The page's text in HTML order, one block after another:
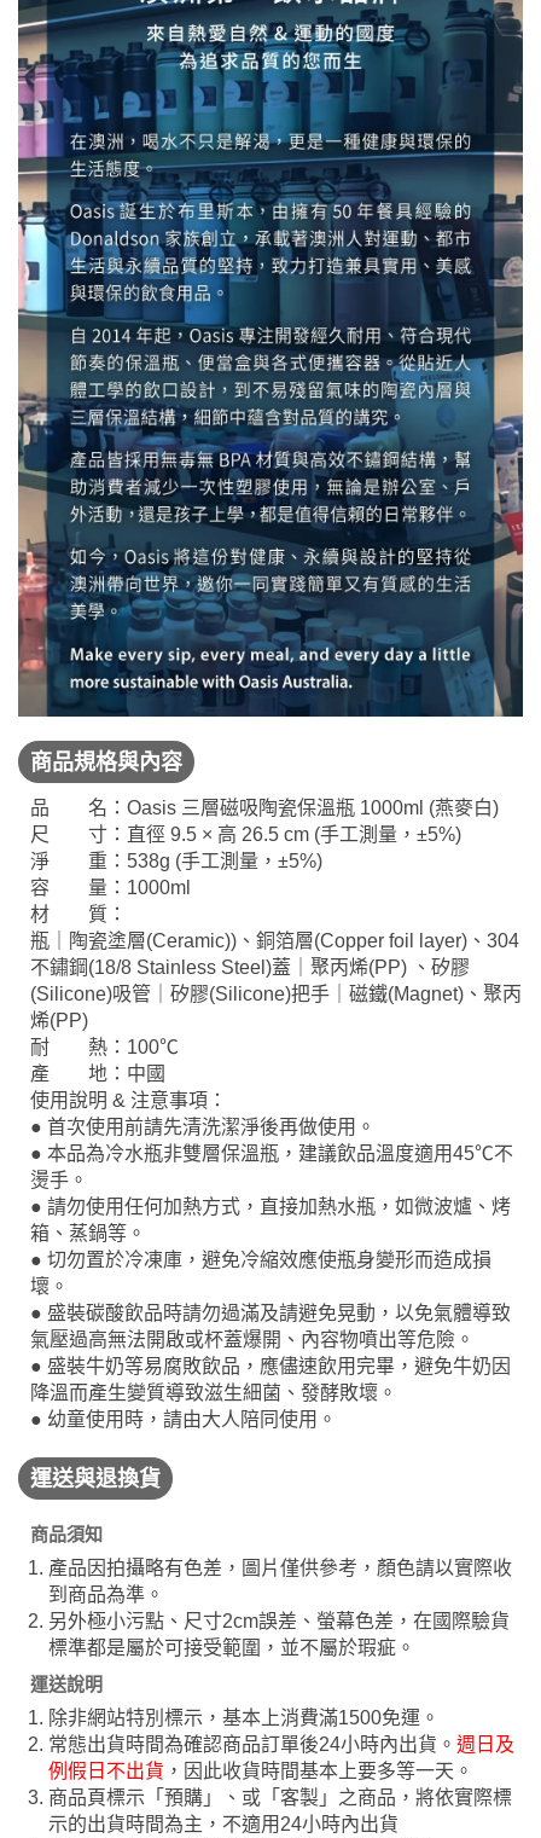
商品規格與內容
品 名：Oasis 三層磁吸陶瓷保溫瓶 1000ml (燕麥白)
尺 寸：直徑 9.5 × 高 26.5 cm (手工測量，±5%)
淨 重：538g (手工測量，±5%)
容 量：1000ml
材 質：
瓶｜陶瓷塗層(Ceramic))、銅箔層(Copper foil layer)、304
不鏽鋼(18/8 Stainless Steel)蓋｜聚丙烯(PP) 、矽膠
(Silicone)吸管｜矽膠(Silicone)把手｜磁鐵(Magnet)、聚丙
烯(PP)
耐 熱：100℃
產 地：中國
使用說明 & 注意事項：
● 首次使用前請先清洗潔淨後再做使用。
● 本品為冷水瓶非雙層保溫瓶，建議飲品溫度適用45℃不
燙手。
● 請勿使用任何加熱方式，直接加熱水瓶，如微波爐、烤
箱、蒸鍋等。
● 切勿置於冷凍庫，避免冷縮效應使瓶身變形而造成損
壞。
● 盛裝碳酸飲品時請勿過滿及請避免晃動，以免氣體導致
氣壓過高無法開啟或杯蓋爆開、內容物噴出等危險。
● 盛裝牛奶等易腐敗飲品，應儘速飲用完畢，避免牛奶因
降溫而產生變質導致滋生細菌、發酵敗壞。
● 幼童使用時，請由大人陪同使用。
運送與退換貨
商品須知
產品因拍攝略有色差，圖片僅供參考，顏色請以實際收
到商品為準。
另外極小污點、尺寸2cm誤差、螢幕色差，在國際驗貨
標準都是屬於可接受範圍，並不屬於瑕疵。
運送說明
除非網站特別標示，基本上消費滿1500免運。
常態出貨時間為確認商品訂單後24小時內出貨。 週日及
例假日不出貨 ，因此收貨時間基本上要多等一天。
商品頁標示「預購」、或「客製」之商品，將依實際標
示的出貨時間為主，不適用24小時內出貨